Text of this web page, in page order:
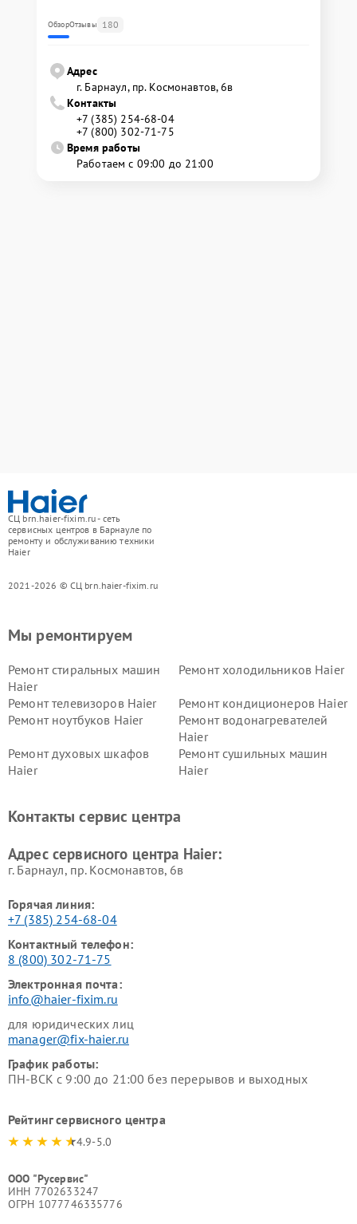
ОбзорОтзывы 180
Адрес
г. Барнаул, ​пр. Космонавтов, 6в
Контакты
+7 (385) 254-68-04
+7 (800) 302-71-75
Время работы
Работаем с 09:00 до 21:00
СЦ brn.haier-fixim.ru - сеть
сервисных центров в Барнауле по
ремонту и обслуживанию техники
Haier
2021-2026 © СЦ brn.haier-fixim.ru
Мы ремонтируем
Ремонт стиральных машин
Haier
Ремонт холодильников Haier
Ремонт телевизоров Haier
Ремонт кондиционеров Haier
Ремонт ноутбуков Haier
Ремонт водонагревателей
Haier
Ремонт духовых шкафов
Haier
Ремонт сушильных машин
Haier
Ремонт роботов-пылесосов
Ремонт посудомоечных
Контакты сервис центра
Адрес сервисного центра Haier:
г. Барнаул, ​пр. Космонавтов, 6в
Горячая линия:
+7 (385) 254-68-04
Контактный телефон:
8 (800) 302-71-75
Электронная почта:
info@haier-fixim.ru
для юридических лиц
manager@fix-haier.ru
График работы:
ПН-ВСК с 9:00 до 21:00 без перерывов и выходных
Рейтинг сервисного центра
4.9-5.0
ООО "Русервис"
ИНН 7702633247
ОГРН 1077746335776